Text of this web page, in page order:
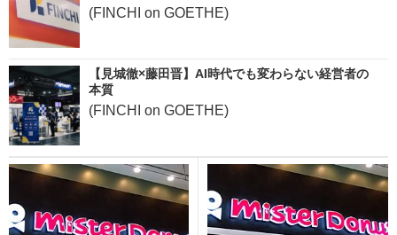
(FINCHI on GOETHE)
【見城徹×藤田晋】AI時代でも変わらない経営者の
本質
(FINCHI on GOETHE)